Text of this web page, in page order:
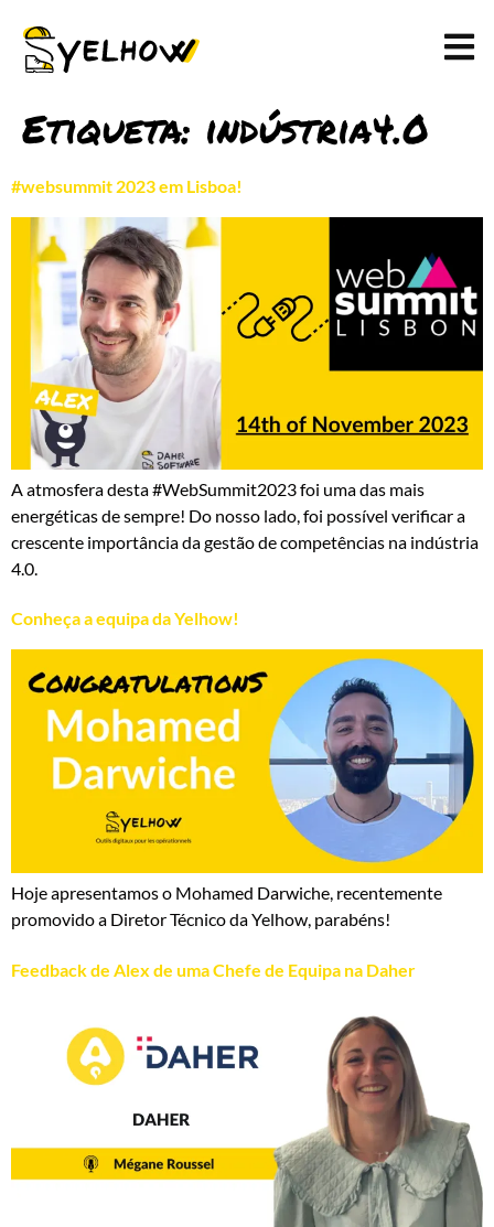
Etiqueta: indústria4.0
#websummit 2023 em Lisboa!
A atmosfera desta #WebSummit2023 foi uma das mais
energéticas de sempre! Do nosso lado, foi possível verificar a
crescente importância da gestão de competências na indústria
4.0.
Conheça a equipa da Yelhow!
Hoje apresentamos o Mohamed Darwiche, recentemente
promovido a Diretor Técnico da Yelhow, parabéns!
Feedback de Alex de uma Chefe de Equipa na Daher